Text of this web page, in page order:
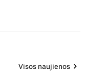
Visos naujienos